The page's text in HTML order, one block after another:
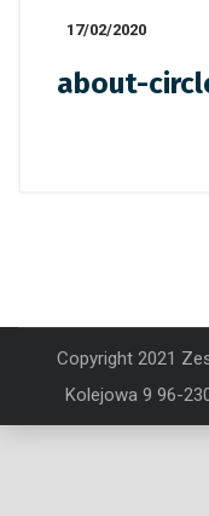
17/02/2020
about-
Copyright 2021
Kolejowa 9 96-